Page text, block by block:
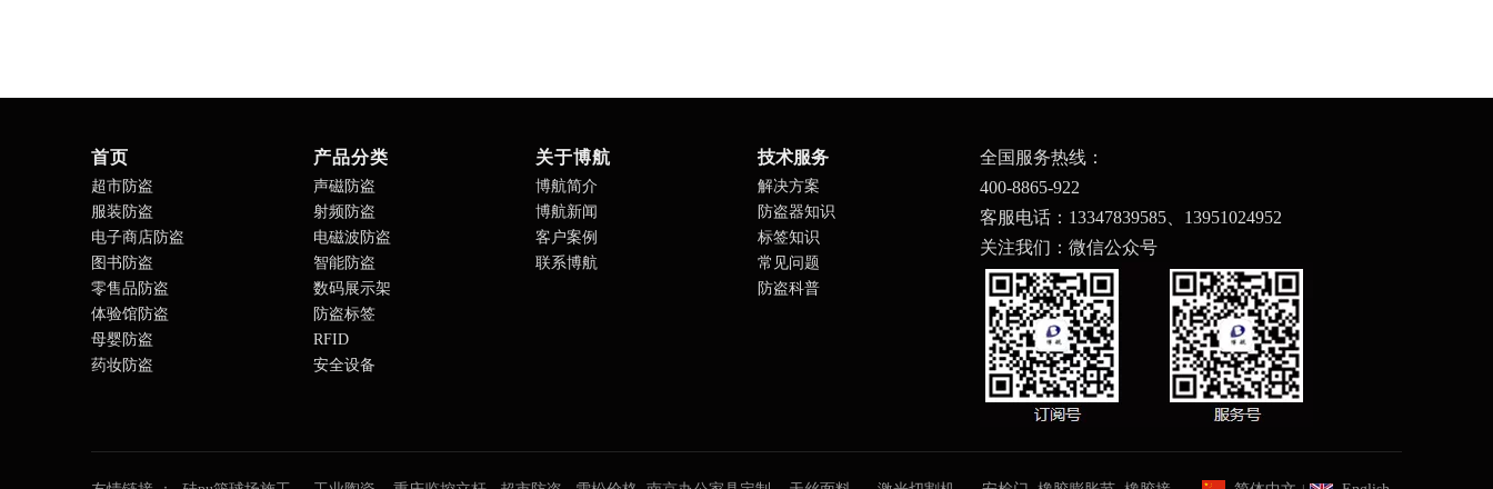
首页
超市防盗
服装防盗
电子商店防盗
图书防盗
零售品防盗
体验馆防盗
母婴防盗
药妆防盗
产品分类
声磁防盗
射频防盗
电磁波防盗
智能防盗
数码展示架
防盗标签
RFID
安全设备
关于博航
博航简介
博航新闻
客户案例
联系博航
技术服务
解决方案
防盗器知识
标签知识
常见问题
防盗科普
全国服务热线：
400-8865-922
客服电话：13347839585、 13951024952
关注我们：微信公众号